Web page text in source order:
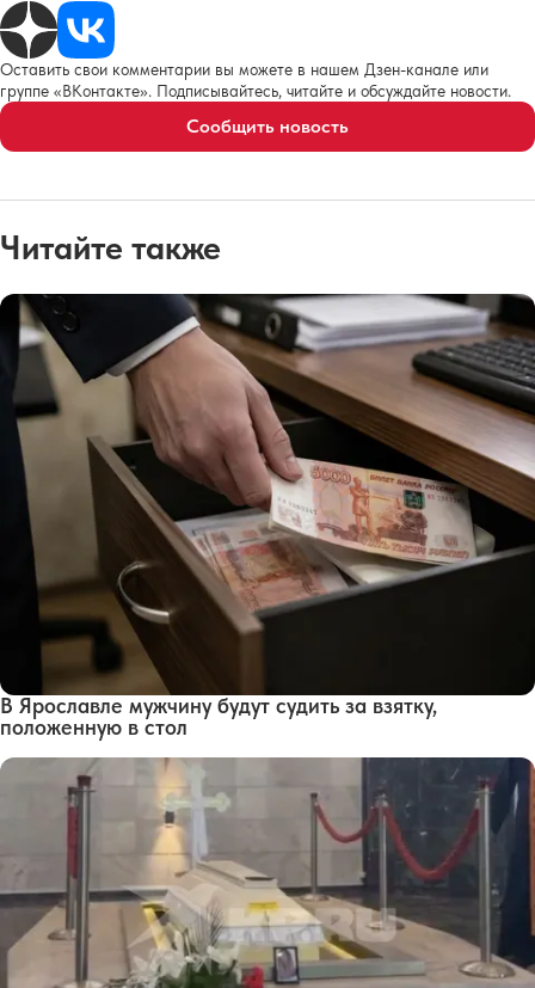
Оставить свои комментарии вы можете в нашем Дзен-канале или
группе «ВКонтакте». Подписывайтесь, читайте и обсуждайте новости.
Сообщить новость
Читайте также
В Ярославле мужчину будут судить за взятку,
положенную в стол